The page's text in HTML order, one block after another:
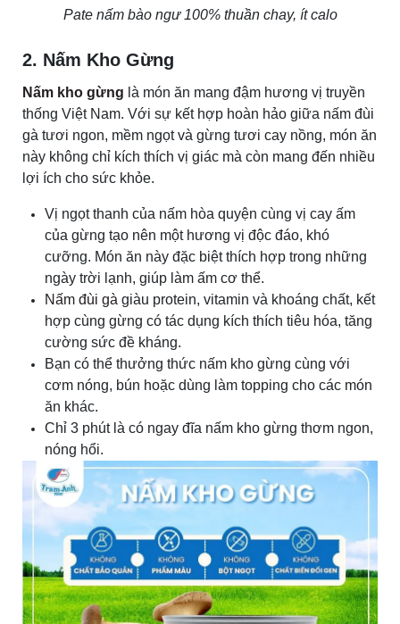
Pate nấm bào ngư 100% thuần chay, ít calo
2. Nấm Kho Gừng
Nấm kho gừng là món ăn mang đậm hương vị truyền
thống Việt Nam. Với sự kết hợp hoàn hảo giữa nấm đùi
gà tươi ngon, mềm ngọt và gừng tươi cay nồng, món ăn
này không chỉ kích thích vị giác mà còn mang đến nhiều
lợi ích cho sức khỏe.
Vị ngọt thanh của nấm hòa quyện cùng vị cay ấm
của gừng tạo nên một hương vị độc đáo, khó
cưỡng. Món ăn này đặc biệt thích hợp trong những
ngày trời lạnh, giúp làm ấm cơ thể.
Nấm đùi gà giàu protein, vitamin và khoáng chất, kết
hợp cùng gừng có tác dụng kích thích tiêu hóa, tăng
cường sức đề kháng.
Bạn có thể thưởng thức nấm kho gừng cùng với
cơm nóng, bún hoặc dùng làm topping cho các món
ăn khác.
Chỉ 3 phút là có ngay đĩa nấm kho gừng thơm ngon,
nóng hổi.